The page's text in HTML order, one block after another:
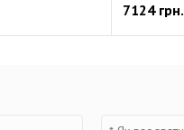
7124 грн.